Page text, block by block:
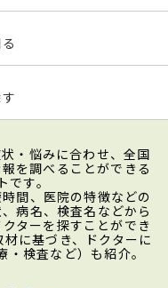
・悩みに合わせ、全国
を調べることができる
す。
間、医院の特徴などの
病名、検査名などから
ターを探すことができ
に基づき、ドクターに
検査など）も紹介。